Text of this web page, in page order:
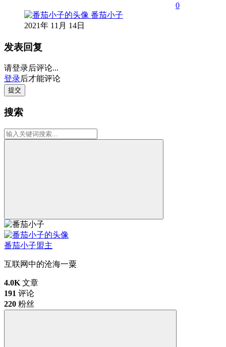
0
番茄小子
2021年 11月 14日
发表回复
请登录后评论...
登录后才能评论
提交
搜索
番茄小子盟主
互联网中的沧海一粟
4.0K 文章
191 评论
220 粉丝